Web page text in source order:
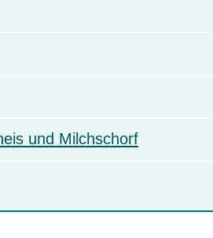
und Milchschorf